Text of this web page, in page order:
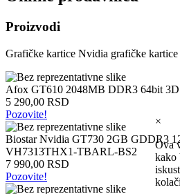
laptopovi
laptopovi
laptopovi
Tableti
Laptop
torbe
Tablet
zaštitne
futrole
Matične
ploče
Proizvodi
Grafičke kartice Nvidia grafičke kartice
Afox GT610 2048MB DDR3 64bit 3D
5 290,00 RSD
Pozovite!
Biostar Nvidia GT730 2GB GDDR3
VH7313THX1-TBARL-BS2
7 990,00 RSD
Pozovite!
×
Ova
kako